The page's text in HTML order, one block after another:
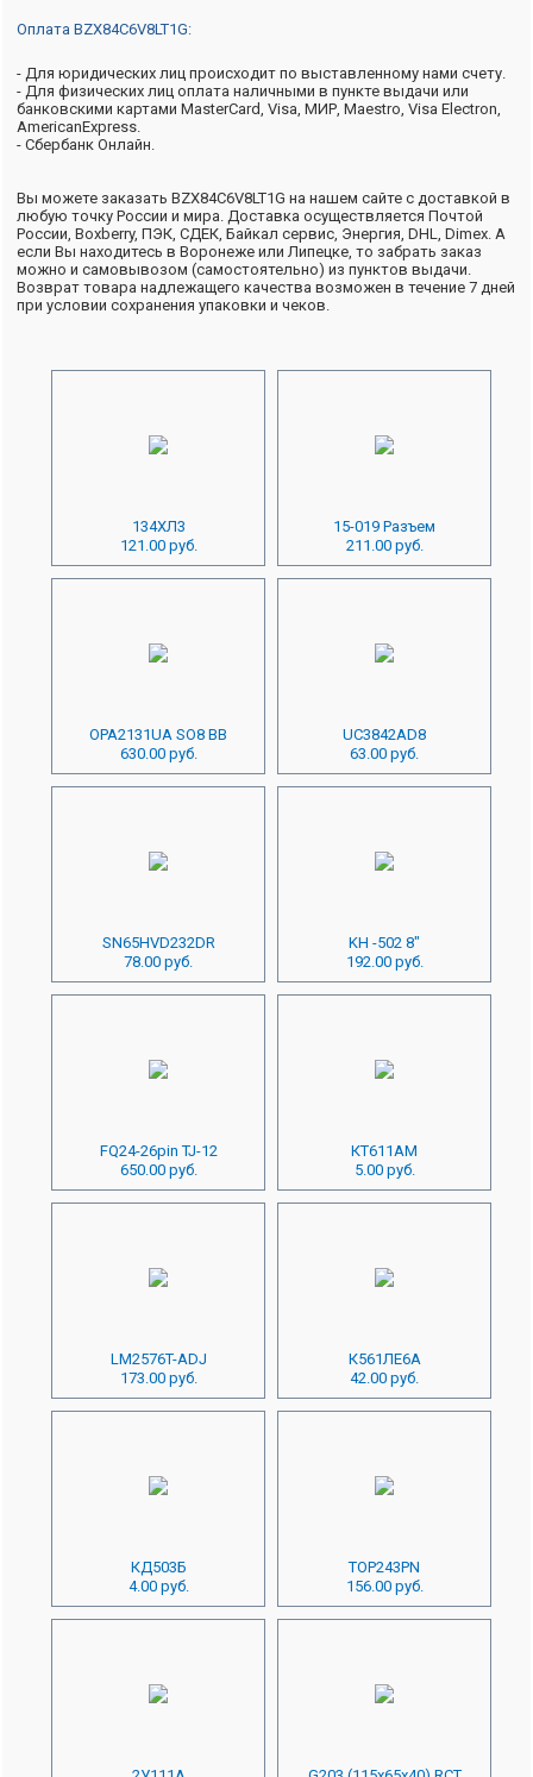
Оплата BZX84C6V8LT1G:
- Для юридических лиц происходит по выставленному нами счету.
- Для физических лиц оплата наличными в пункте выдачи или
банковскими картами MasterCard, Visa, МИР, Maestro, Visa Electron,
AmericanExpress.
- Сбербанк Онлайн.
Вы можете заказать BZX84C6V8LT1G на нашем сайте с доставкой в
любую точку России и мира. Доставка осуществляется Почтой
России, Boxberry, ПЭК, СДЕК, Байкал сервис, Энергия, DHL, Dimex. А
если Вы находитесь в Воронеже или Липецке, то забрать заказ
можно и самовывозом (самостоятельно) из пунктов выдачи.
Возврат товара надлежащего качества возможен в течение 7 дней
при условии сохранения упаковки и чеков.
134ХЛ3
121.00 руб.
15-019 Разъем
211.00 руб.
OPA2131UA SO8 BB
630.00 руб.
UC3842AD8
63.00 руб.
SN65HVD232DR
78.00 руб.
KH -502 8"
192.00 руб.
FQ24-26pin TJ-12
650.00 руб.
КТ611АМ
5.00 руб.
LM2576T-ADJ
173.00 руб.
К561ЛЕ6А
42.00 руб.
КД503Б
4.00 руб.
TOP243PN
156.00 руб.